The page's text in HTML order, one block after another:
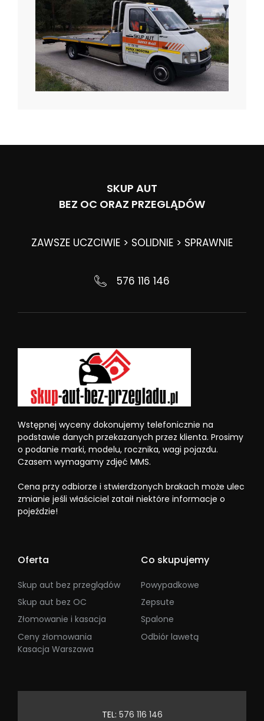
SKUP AUT
BEZ OC ORAZ PRZEGLĄDÓW
ZAWSZE UCZCIWIE > SOLIDNIE > SPRAWNIE
576 116 146
Wstępnej wyceny dokonujemy telefonicznie na
podstawie danych przekazanych przez klienta. Prosimy
o podanie marki, modelu, rocznika, wagi pojazdu.
Czasem wymagamy zdjęć MMS.
Cena przy odbiorze i stwierdzonych brakach może ulec
zmianie jeśli właściciel zataił niektóre informacje o
pojeździe!
Oferta
Skup aut bez przeglądów
Skup aut bez OC
Złomowanie i kasacja
Ceny złomowania
Kasacja Warszawa
Co skupujemy
Powypadkowe
Zepsute
Spalone
Odbiór lawetą
TEL: 576 116 146